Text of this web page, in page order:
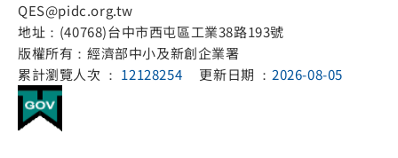
QES@pidc.org.tw
地址：(40768)台中市西屯區工業38路193號
版權所有：經濟部中小及新創企業署
累計瀏覽人次 ： 12128254 更新日期 ：2026-08-05